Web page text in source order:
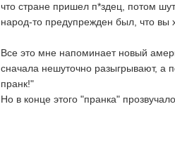
что стране пришел п*здец, потом
народ-то предупрежден был, что вы
Все это мне напоминает новый
сначала нешуточно разыгрывают, а
пранк!"
Но в конце этого "пранка"